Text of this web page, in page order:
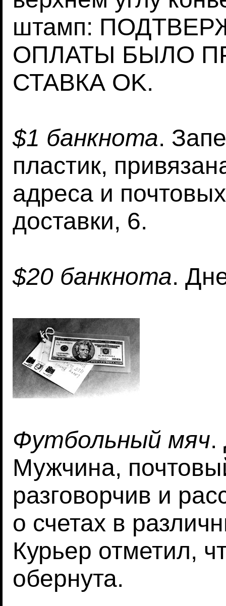
штамп:
ОПЛАТЫ БЫЛО
СТАВКА OK.
$1 банкнота.
пластик,
адреса и
доставки, 6.
$20 банкнота.
Футбольный мяч.
Мужчина,
разговорчив и
о счетах в
Курьер отметил,
обернута.